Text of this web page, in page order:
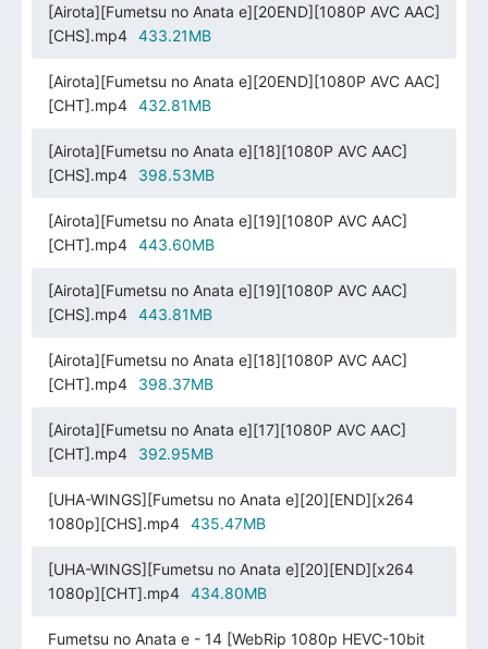
[Airota][Fumetsu no Anata e][20END][1080P AVC AAC]
[CHS].mp4
433.21MB
[Airota][Fumetsu no Anata e][20END][1080P AVC AAC]
[CHT].mp4
432.81MB
[Airota][Fumetsu no Anata e][18][1080P AVC AAC]
[CHS].mp4
398.53MB
[Airota][Fumetsu no Anata e][19][1080P AVC AAC]
[CHT].mp4
443.60MB
[Airota][Fumetsu no Anata e][19][1080P AVC AAC]
[CHS].mp4
443.81MB
[Airota][Fumetsu no Anata e][18][1080P AVC AAC]
[CHT].mp4
398.37MB
[Airota][Fumetsu no Anata e][17][1080P AVC AAC]
[CHT].mp4
392.95MB
[UHA-WINGS][Fumetsu no Anata e][20][END][x264
1080p][CHS].mp4
435.47MB
[UHA-WINGS][Fumetsu no Anata e][20][END][x264
1080p][CHT].mp4
434.80MB
Fumetsu no Anata e - 14 [WebRip 1080p HEVC-10bit